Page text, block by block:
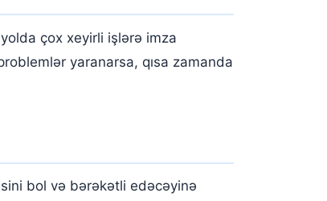
çox xeyirli işlərə imza
yaranarsa, qısa zamanda
bol və bərəkətli edəcəyinə